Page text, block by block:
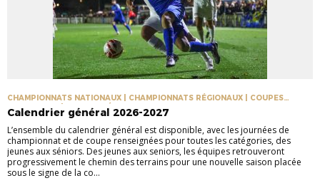
CHAMPIONNATS NATIONAUX | CHAMPIONNATS RÉGIONAUX | COUPES
NATIONALES | COUPES RÉGIONALES
Calendrier général 2026-2027
L’ensemble du calendrier général est disponible, avec les journées de
championnat et de coupe renseignées pour toutes les catégories, des
jeunes aux séniors. Des jeunes aux seniors, les équipes retrouveront
progressivement le chemin des terrains pour une nouvelle saison placée
sous le signe de la co...